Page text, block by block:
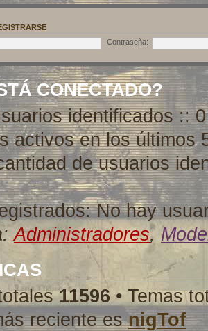
Contraseña:
CONECTADO?
identificados ::
activos en los últimos
de usuarios
No hay
Administradores,
11596 • Temas
reciente esnigTof